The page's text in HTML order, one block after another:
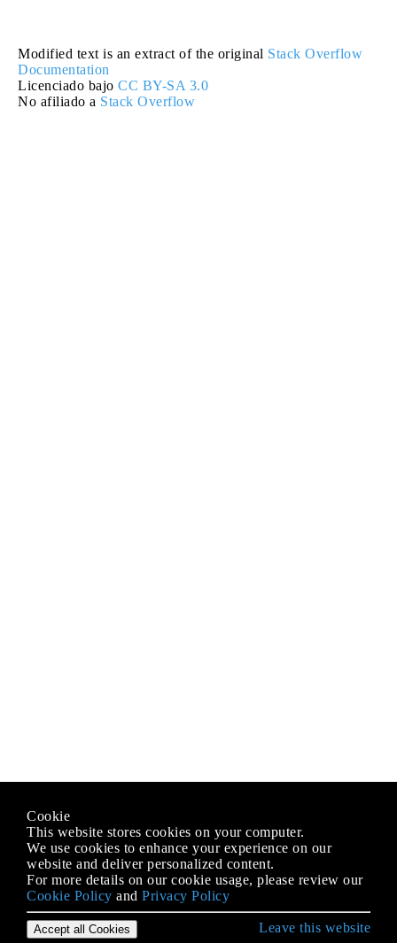
Modified text is an extract of the original Stack Overflow
Documentation
Licenciado bajo CC BY-SA 3.0
No afiliado a Stack Overflow
Cookie
This website stores cookies on your computer.
We use cookies to enhance your experience on our
website and deliver personalized content.
For more details on our cookie usage, please review our
Cookie Policy and Privacy Policy
Accept all Cookies Leave this website